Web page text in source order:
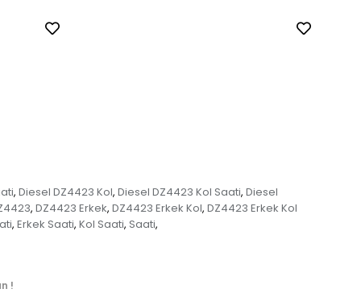
, Diesel DZ4423 Kol, Diesel DZ4423 Kol Saati, Diesel
, DZ4423 Erkek, DZ4423 Erkek Kol, DZ4423 Erkek Kol
, Erkek Saati, Kol Saati, Saati,
!